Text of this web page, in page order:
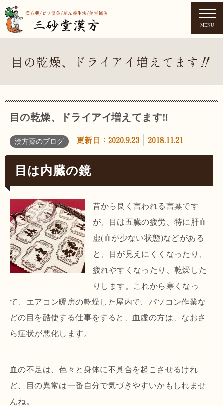
MENU
目の乾燥、ドライアイ増えてます‼︎
目の乾燥、ドライアイ増えてます‼︎
漢方薬のブログ 更新日： 2020.9.23 2018.11.21
目は内臓の鏡
昔から良く言われる言葉です
が、目は五臓の疲労、特に肝血
虚(血が少ない状態)などがある
と、目が見えにくくなったり、
疲れやすくなったり、乾燥した
りします。これから寒くなっ
て、エアコン暖房の乾燥した屋内で、パソコン作業な
どの目を酷使する仕事をすると、血虚の方は、なおさ
ら症状が悪化します。
血の不足は、色々と身体に不具合を起こさせるけれ
ど、目の異常は一番自分で気づきやすいかもしれませ
んね。